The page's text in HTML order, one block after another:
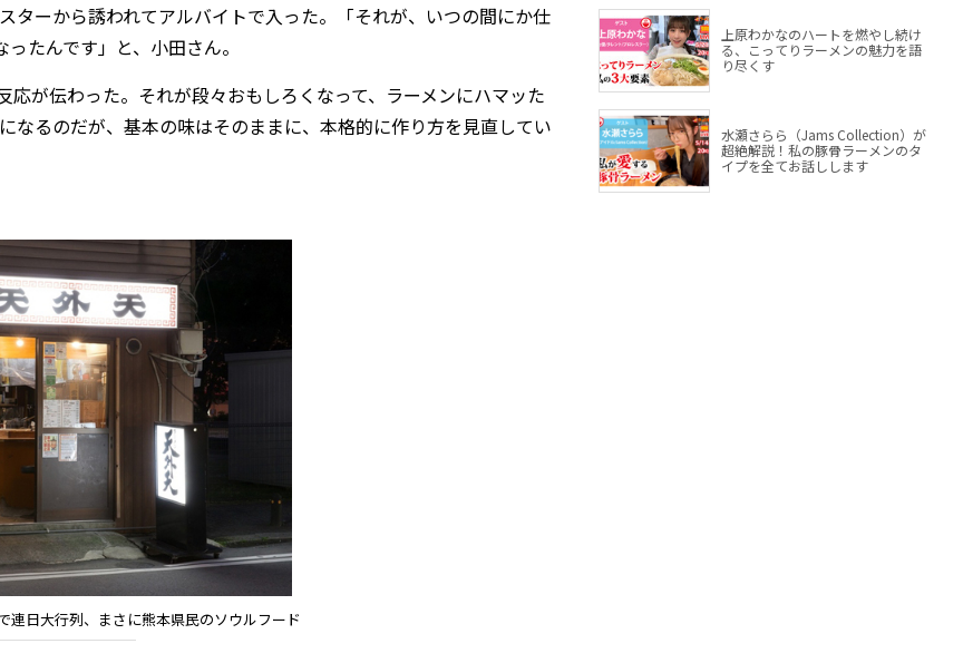
ーから誘われてアルバイトで入った。「それが、いつの間にか仕
たんです」と、小田さん。
が伝わった。それが段々おもしろくなって、ラーメンにハマッた
なるのだが、基本の味はそのままに、本格的に作り方を見直してい
連日大行列、まさに熊本県民のソウルフード
上原わかなのハートを燃やし続け
る、こってりラーメンの魅力を語
り尽くす
水瀬さらら（Jams Collection）が
超絶解説！私の豚骨ラーメンのタ
イプを全てお話しします